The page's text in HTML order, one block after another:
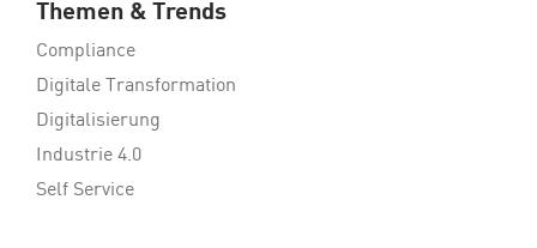
Themen & Trends
Compliance
Digitale Transformation
Digitalisierung
Industrie 4.0
Self Service